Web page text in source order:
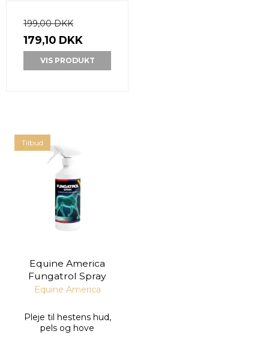
199,00 DKK
179,10 DKK
VIS PRODUKT
Tilbud
Equine America
Fungatrol Spray
Equine America
Pleje til hestens hud,
pels og hove